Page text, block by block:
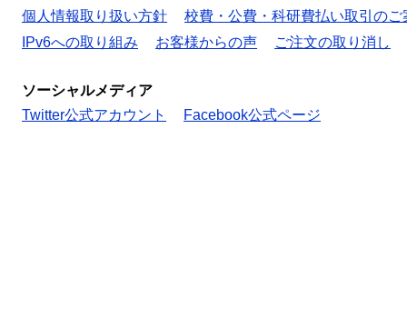
個人情報取り扱い方針
校費・公費・科研費払い取引のご
IPv6への取り組み
お客様からの声 ご注文の取り消し
ソーシャルメディア
Twitter公式アカウント
Facebook公式ページ